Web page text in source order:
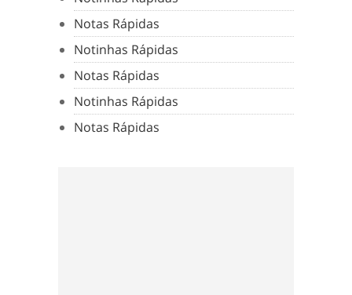
Notas Rápidas
Notinhas Rápidas
Notas Rápidas
Notinhas Rápidas
Notas Rápidas